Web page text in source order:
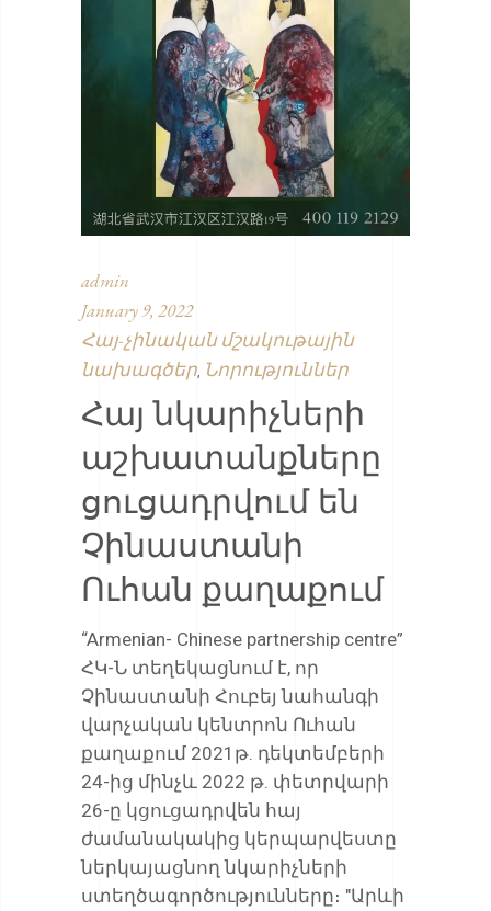
admin
January 9, 2022
Հայ-չինական մշակութային
նախագծեր Նորություններ
Հայ նկարիչների
աշխատանքները
ցուցադրվում են
Չինաստանի
Ուհան քաղաքում
“Armenian- Chinese partnership centre”
ՀԿ-Ն տեղեկացնում է, որ
Չինաստանի Հուբեյ նահանգի
վարչական կենտրոն Ուհան
քաղաքում 2021թ. դեկտեմբերի
24-ից մինչև 2022 թ. փետրվարի
26-ը կցուցադրվեն հայ
ժամանակակից կերպարվեստը
ներկայացնող նկարիչների
ստեղծագործությունները։ "Արևի